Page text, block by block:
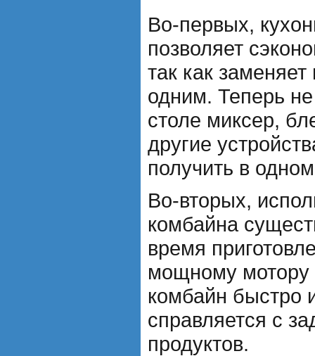
Во-первых,
позволяет
так как
одним. Теперь
столе миксер,
другие
получить в
Во-вторых,
комбайна
время
мощному мотору
комбайн быстро
справляется с
продуктов.